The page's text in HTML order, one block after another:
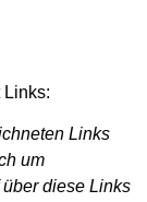
Links:
Links
um
diese Links